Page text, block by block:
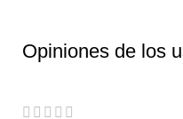
Opiniones de los